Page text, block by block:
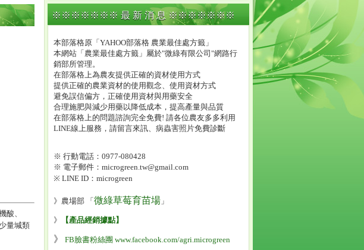
酸、
量堿類
※※※※※※※ 最 新 消 息 ※※※※※※※
本部落格原「YAHOO部落格 農業最佳處方籤」
本網站「農業最佳處方籤」屬於"微綠有限公司"網路行
銷部所管理。
在部落格上為農友提供正確的資材使用方式
提供正確的農業資材的使用觀念、使用資材方式
避免誤信偏方，正確使用資材與用藥安全
合理施肥與減少用藥以降低成本，提高產量與品質
在部落格上的問題諮詢完全免費! 請各位農友多多利用
LINE線上服務，請留言來訊、病蟲害照片免費診斷
※ 行動電話：0977-080428
※ 電子郵件：microgreen.tw@gmail.com
※ LINE ID：microgreen
》 農場部 「 微綠草莓育苗場 」
》 【產品經銷據點】
》 FB臉書粉絲團 www.facebook.com/agri.microgreen